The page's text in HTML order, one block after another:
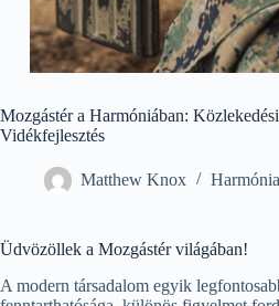
Mozgástér a Harmóniában:
Vidékfejlesztés
Matthew Knox Harmónia
Üdvözöllek a Mozgástér világában!
A modern társadalom egyik